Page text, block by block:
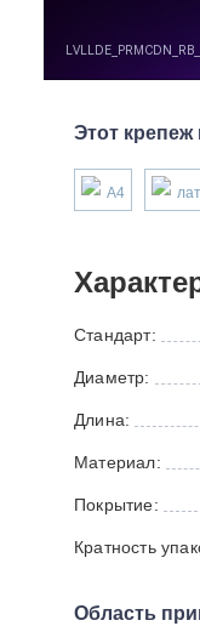
Этот крепеж
А4
Стандарт:
Диаметр:
Длина:
Материал:
Покрытие:
Кратность
Область